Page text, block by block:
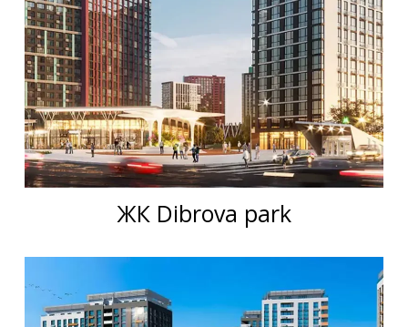
ЖК Dibrova park